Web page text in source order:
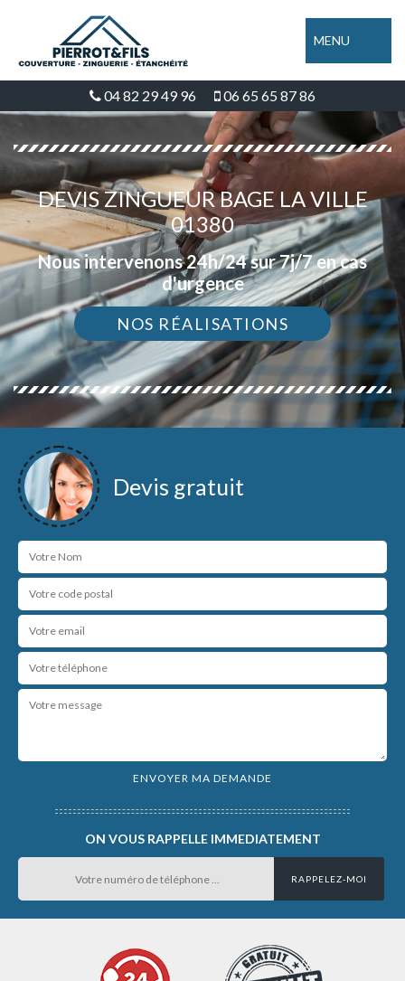
MENU
04 82 29 49 96 06 65 65 87 86
DEVIS ZINGUEUR BAGE LA VILLE
01380
Nous intervenons 24h/24 sur 7j/7 en cas
d'urgence
NOS RÉALISATIONS
Devis gratuit
ON VOUS RAPPELLE IMMEDIATEMENT